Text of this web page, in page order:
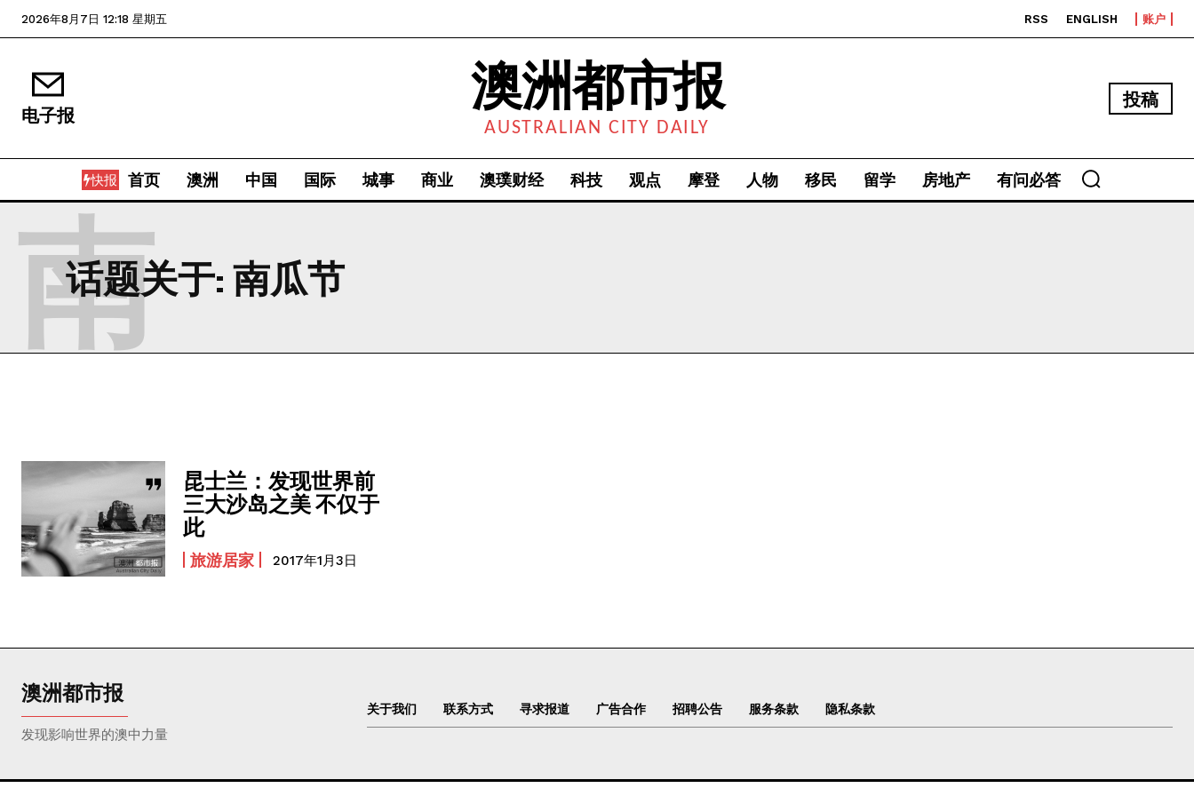
2026年8月7日 12:18 星期五 RSS ENGLISH 账户
电子报 澳洲都市报
AUSTRALIAN CITY DAILY
投稿
快报 首页 澳洲 中国 国际 城事 商业 澳璞财经 科技 观点 摩登 人物 移民 留学 房地产 有问必答
话题关于: 南瓜节
南
昆士兰：发现世界前
三大沙岛之美 不仅于
此
旅游居家 2017年1月3日
澳洲都市报
发现影响世界的澳中力量
关于我们 联系方式 寻求报道 广告合作 招聘公告 服务条款 隐私条款